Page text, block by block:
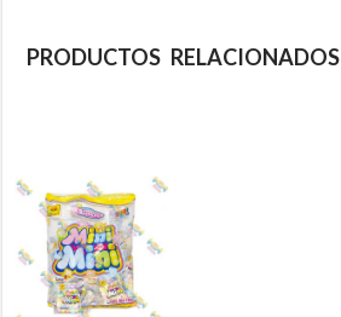
PRODUCTOS RELACIONADOS